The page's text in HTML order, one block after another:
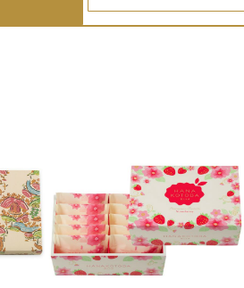
花ことばstrawberry
6個入